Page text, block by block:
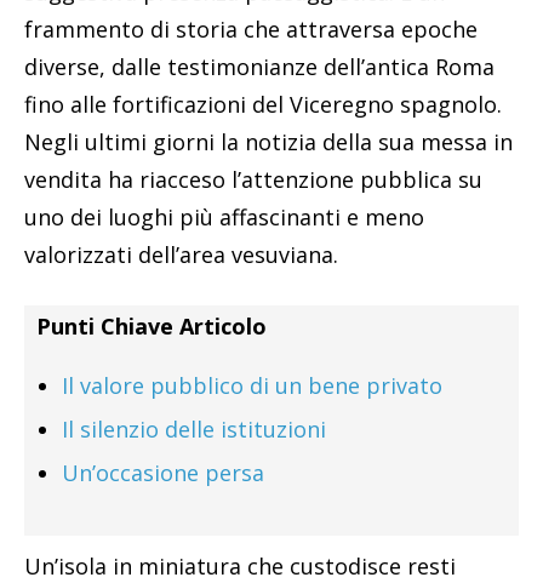
frammento di storia che attraversa epoche
diverse, dalle testimonianze dell’antica Roma
fino alle fortificazioni del Viceregno spagnolo.
Negli ultimi giorni la notizia della sua messa in
vendita ha riacceso l’attenzione pubblica su
uno dei luoghi più affascinanti e meno
valorizzati dell’area vesuviana.
Punti Chiave Articolo
Il valore pubblico di un bene privato
Il silenzio delle istituzioni
Un’occasione persa
Un’isola in miniatura che custodisce resti